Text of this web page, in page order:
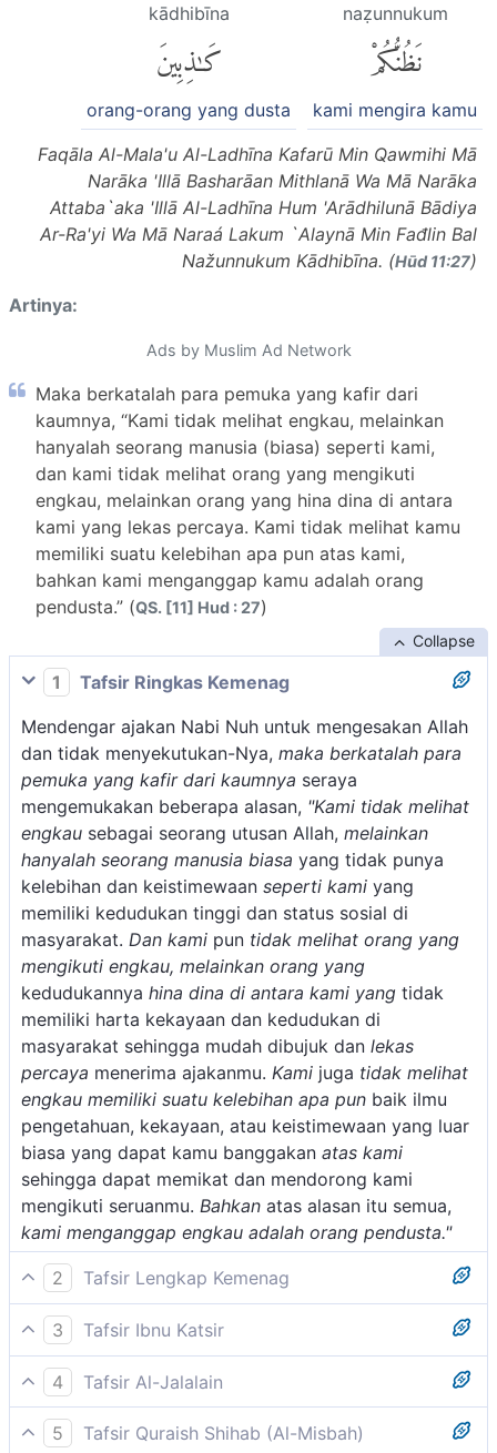
naẓunnukum
نَظُنُّكُمْ
kami mengira kamu
kādhibīna
كَٰذِبِينَ
orang-orang yang dusta
Faqāla Al-Mala'u Al-Ladhīna Kafarū Min Qawmihi Mā
Narāka 'Illā Basharāan Mithlanā Wa Mā Narāka
Attaba`aka 'Illā Al-Ladhīna Hum 'Arādhilunā Bādiya
Ar-Ra'yi Wa Mā Naraá Lakum `Alaynā Min Fađlin Bal
Nažunnukum Kādhibīna. (Hūd 11:27)
Artinya:
Ads by Muslim Ad Network
Maka berkatalah para pemuka yang kafir dari
kaumnya, “Kami tidak melihat engkau, melainkan
hanyalah seorang manusia (biasa) seperti kami,
dan kami tidak melihat orang yang mengikuti
engkau, melainkan orang yang hina dina di antara
kami yang lekas percaya. Kami tidak melihat kamu
memiliki suatu kelebihan apa pun atas kami,
bahkan kami menganggap kamu adalah orang
pendusta.” (QS. [11] Hud : 27)
Collapse
1
Tafsir Ringkas Kemenag
Mendengar ajakan Nabi Nuh untuk mengesakan Allah
dan tidak menyekutukan-Nya, maka berkatalah para
pemuka yang kafir dari kaumnya seraya
mengemukakan beberapa alasan, "Kami tidak melihat
engkau sebagai seorang utusan Allah, melainkan
hanyalah seorang manusia biasa yang tidak punya
kelebihan dan keistimewaan seperti kami yang
memiliki kedudukan tinggi dan status sosial di
masyarakat. Dan kami pun tidak melihat orang yang
mengikuti engkau, melainkan orang yang
kedudukannya hina dina di antara kami yang tidak
memiliki harta kekayaan dan kedudukan di
masyarakat sehingga mudah dibujuk dan lekas
percaya menerima ajakanmu. Kami juga tidak melihat
engkau memiliki suatu kelebihan apa pun baik ilmu
pengetahuan, kekayaan, atau keistimewaan yang luar
biasa yang dapat kamu banggakan atas kami
sehingga dapat memikat dan mendorong kami
mengikuti seruanmu. Bahkan atas alasan itu semua,
kami menganggap engkau adalah orang pendusta."
2
Tafsir Lengkap Kemenag
Pertama, para pemimpinnya berkata, "Kami
memandang kamu sebagai manusia biasa, sederajat
saja dengan kami. Kamu tidak mempunyai kelebihan
apa-apa daripada kami, sehingga kami tidak perlu
mengikuti kamu, apalagi mengakui kamu sebagai
3
Tafsir Ibnu Katsir
Firman Allah Swt.:
Maka berkatalah pemimpin-pemimpin yang kafir dari
4
Tafsir Al-Jalalain
(Maka berkatalah pemimpin-pemimpin yang kafir dari
5 Tafsir Quraish Shihab (Al-Misbah)